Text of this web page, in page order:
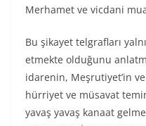
Merhamet ve vicdani
Bu şikayet telgrafları
etmekte olduğunu
idarenin, Meşrutiyet’in
hürriyet ve müsavat
yavaş yavaş kanaat